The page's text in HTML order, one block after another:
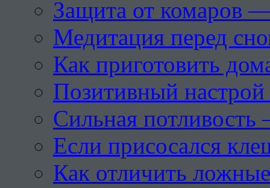
Защита от комаров
Медитация перед
Как приготовить
Позитивный настрой
Сильная потливость
Если присосался
Как отличить